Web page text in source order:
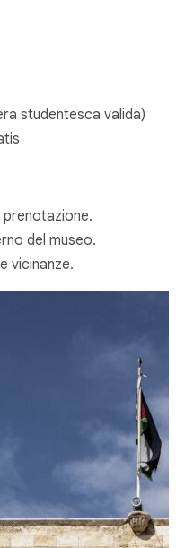
studentesca valida)
prenotazione.
del museo.
vicinanze.